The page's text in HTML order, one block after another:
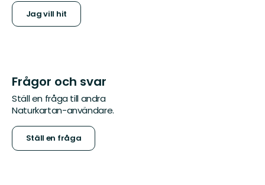
Jag vill hit
Frågor och svar
Ställ en fråga till andra
Naturkartan-användare.
Ställ en fråga